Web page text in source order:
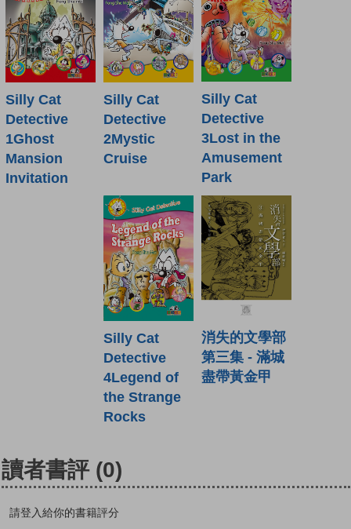
Silly Cat
Detective
1Ghost
Mansion
Invitation
Silly Cat
Detective
2Mystic
Cruise
Silly Cat
Detective
3Lost in the
Amusement
Park
Silly Cat
Detective
4Legend of
the Strange
Rocks
消失的文學部
第三集 - 滿城
盡帶黃金甲
讀者書評 (0)
請登入給你的書籍評分